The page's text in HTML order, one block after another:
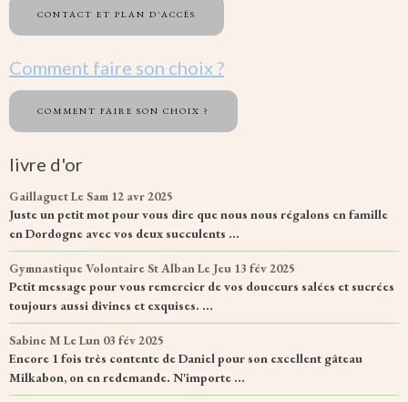
CONTACT ET PLAN D'ACCÈS
Comment faire son choix ?
COMMENT FAIRE SON CHOIX ?
livre d'or
GaillaguetLe Sam 12 avr 2025
Juste un petit mot pour vous dire que nous nous régalons en famille
en Dordogne avec vos deux succulents ...
Gymnastique Volontaire St AlbanLe Jeu 13 fév 2025
Petit message pour vous remercier de vos douceurs salées et sucrées
toujours aussi divines et exquises. ...
Sabine M Le Lun 03 fév 2025
Encore 1 fois très contente de Daniel pour son excellent gâteau
Milkabon, on en redemande. N'importe ...